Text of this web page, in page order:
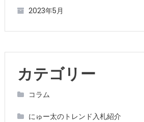
2023年5月
カテゴリー
コラム
にゅー太のトレンド入札紹介